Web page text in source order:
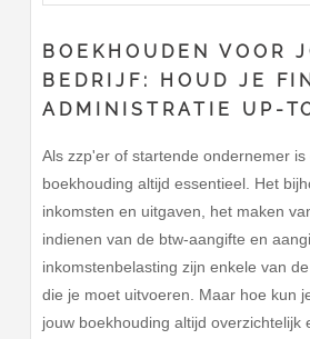
BOEKHOUDEN VOOR
BEDRIJF: HOUD JE
ADMINISTRATIE UP-
Als zzp'er of startende ondernemer is
boekhouding altijd essentieel. Het
inkomsten en uitgaven, het maken
indienen van de btw-aangifte en
inkomstenbelasting zijn enkele van
die je moet uitvoeren. Maar hoe kun
jouw boekhouding altijd overzichtelijk